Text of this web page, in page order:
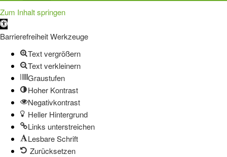
Zum Inhalt springen
Werkzeugleiste
öffnen
Barrierefreiheit Werkzeuge
Text vergrößern
Text verkleinern
Graustufen
Hoher Kontrast
Negativkontrast
Heller Hintergrund
Links unterstreichen
Lesbare Schrift
Zurücksetzen